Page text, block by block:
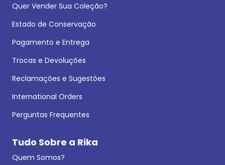
Quer Vender Sua Coleção?
Estado de Conservação
Pagamento e Entrega
Trocas e Devoluções
Reclamações e Sugestões
International Orders
Perguntas Frequentes
Tudo Sobre a Rika
Quem Somos?